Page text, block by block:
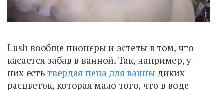
Lush вообще пионеры и эстеты в том, что
касается забав в ванной. Так, например, у
них есть твердая пена для ванны диких
расцветок, которая мало того, что в воде